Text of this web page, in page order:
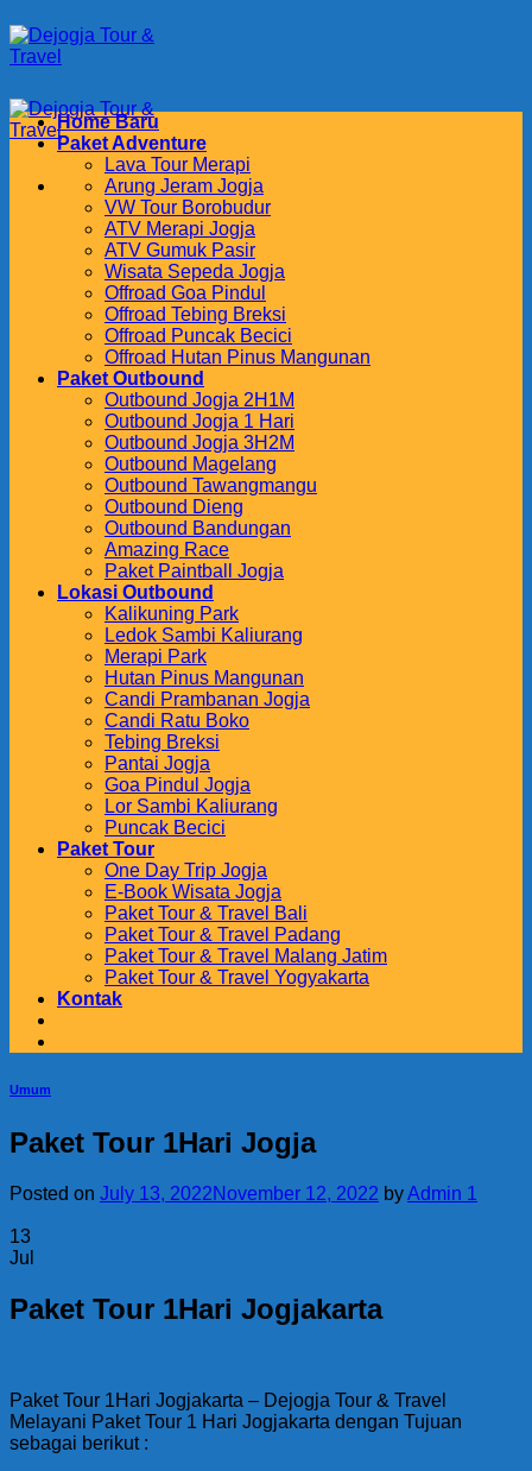
to
content
Home Baru
Paket Adventure
Lava Tour Merapi
Arung Jeram Jogja
VW Tour Borobudur
ATV Merapi Jogja
ATV Gumuk Pasir
Wisata Sepeda Jogja
Offroad Goa Pindul
Offroad Tebing Breksi
Offroad Puncak Becici
Offroad Hutan Pinus Mangunan
Paket Outbound
Outbound Jogja 2H1M
Outbound Jogja 1 Hari
Outbound Jogja 3H2M
Outbound Magelang
Outbound Tawangmangu
Outbound Dieng
Outbound Bandungan
Amazing Race
Paket Paintball Jogja
Lokasi Outbound
Kalikuning Park
Ledok Sambi Kaliurang
Merapi Park
Hutan Pinus Mangunan
Candi Prambanan Jogja
Candi Ratu Boko
Tebing Breksi
Pantai Jogja
Goa Pindul Jogja
Lor Sambi Kaliurang
Puncak Becici
Paket Tour
One Day Trip Jogja
E-Book Wisata Jogja
Paket Tour & Travel Bali
Paket Tour & Travel Padang
Paket Tour & Travel Malang Jatim
Paket Tour & Travel Yogyakarta
Kontak
Umum
Paket Tour 1Hari Jogja
Posted on July 13, 2022November 12, 2022 byAdmin 1
13
Jul
Paket Tour 1Hari Jogjakarta
Paket Tour 1Hari Jogjakarta – Dejogja Tour & Travel
Melayani Paket Tour 1 Hari Jogjakarta dengan Tujuan
sebagai berikut :